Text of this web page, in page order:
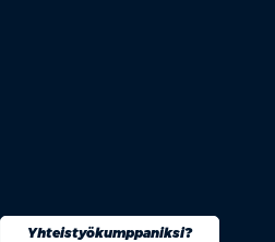
Yhteistyökumppaniksi?